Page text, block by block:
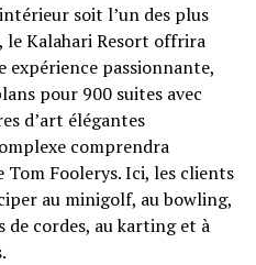
soit l’un des plus
Kalahari Resort offrira
expérience passionnante,
pour 900 suites avec
d’art élégantes
comprendra
Foolerys. Ici, les clients
au minigolf, au bowling,
de cordes, au karting et à